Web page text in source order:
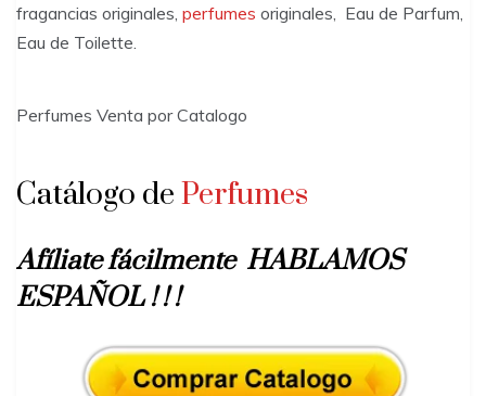
fragancias originales, perfumes originales, Eau de Parfum,
Eau de Toilette.
Perfumes Venta por Catalogo
Catálogo de Perfumes
Afíliate fácilmente HABLAMOS
ESPAÑOL ! ! !